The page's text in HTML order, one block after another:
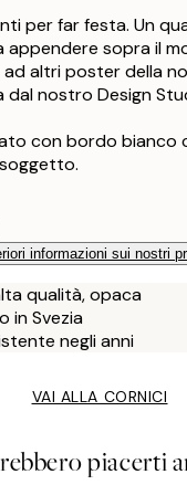
per far festa. Un
appendere sopra il
altri poster della
nostro Design
con bordo bianco
informazioni sui nostri
qualità, opaca
in Svezia
negli anni
VAI ALLA CORNICI
piacerti